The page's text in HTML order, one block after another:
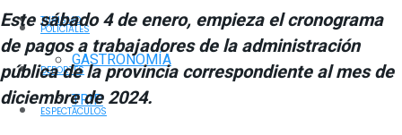
POLICIALES
DEPORTES
ESPECTÁCULOS
TURISMO
GASTRONOMÍA
TRIP
Este sábado 4 de enero, empieza el cronograma
de pagos a trabajadores de la administración
pública de la provincia correspondiente al mes de
diciembre de 2024.